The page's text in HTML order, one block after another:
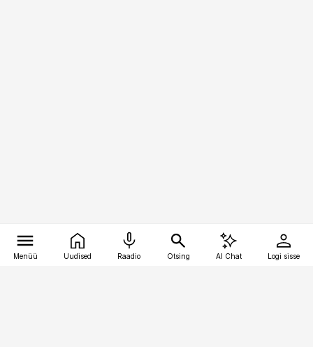
Menüü Uudised Raadio Otsing AI Chat Logi sisse